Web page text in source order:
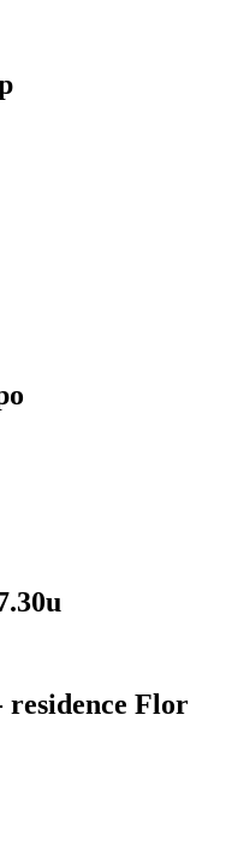
Flor